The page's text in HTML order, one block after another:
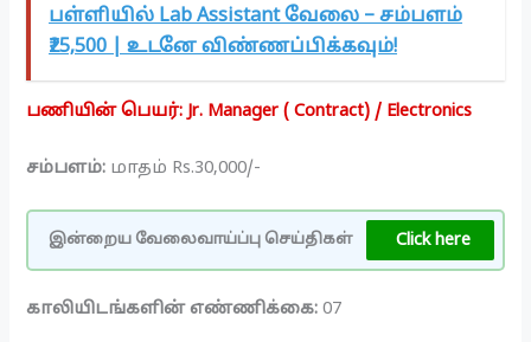
பள்ளியில் Lab Assistant வேலை – சம்பளம்
₹25,500 | உடனே விண்ணப்பிக்கவும்!
பணியின் பெயர்: Jr. Manager ( Contract) / Electronics
சம்பளம்: மாதம் Rs.30,000/-
இன்றைய வேலைவாய்ப்பு செய்திகள் Click here
காலியிடங்களின் எண்ணிக்கை: 07